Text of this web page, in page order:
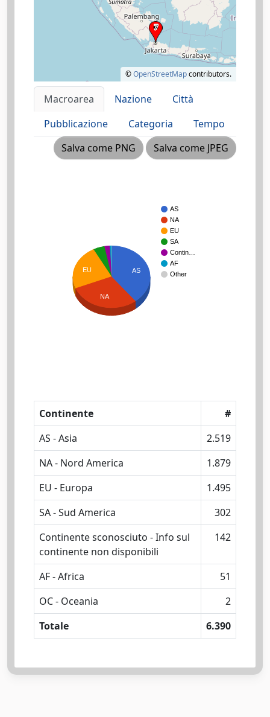
©OpenStreetMapcontributors.
Macroarea Nazione
Città
Pubblicazione
Categoria
Tempo
Salva come PNG
Salva come JPEG
AS
NA
EU
SA
Contin…
AF
Other
AS
EU
NA
Continente
#
AS - Asia
2.519
NA - Nord America
1.879
EU - Europa
1.495
SA - Sud America
302
Continente sconosciuto - Info sul
continente non disponibili
142
AF - Africa
51
OC - Oceania
2
Totale
6.390